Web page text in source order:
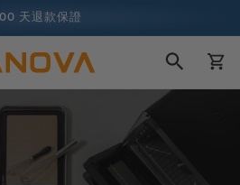
天退款保證
廚師，而且還在增加中
物